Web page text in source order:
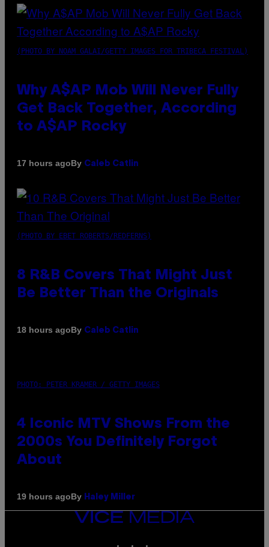
(PHOTO BY NOAM GALAI/GETTY IMAGES FOR TRIBECA FESTIVAL)
Why A$AP Mob Will Never Fully
Get Back Together, According
to A$AP Rocky
17 hours agoBy Caleb Catlin
(PHOTO BY EBET ROBERTS/REDFERNS)
8 R&B Covers That Might Just
Be Better Than the Originals
18 hours agoBy Caleb Catlin
PHOTO: PETER KRAMER / GETTY IMAGES
4 Iconic MTV Shows From the
2000s You Definitely Forgot
About
19 hours agoBy Haley Miller
VICE
MEDIA